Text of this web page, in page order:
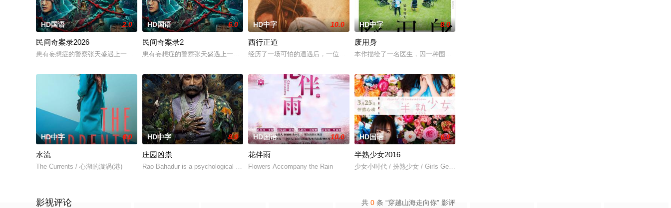
HD国语 2.0
民间奇案录2026
患有妄想症的警察张天盛遇上一起离奇的神像杀人事件，勘案过程中，牵引出“婴胎报仇”，“娘娘索命”等一连串妖异事件，张天盛虽被种种诡怪幻象阻碍，却坚信这是藏在迷信后的人为诡计，勇于向封建传统宣战，敢于破
HD国语 6.0
民间奇案录2
患有妄想症的警察张天盛遇上一起离奇的神像杀人事件，勘案过程中，牵引出“婴胎报仇”，“娘娘索命”等一连串妖异事件，张天盛虽被种种诡怪幻象阻碍，却坚信这是藏在迷信后的人
HD中字 10.0
西行正道
经历了一场可怕的遭遇后，一位小镇女子向疏远的哥哥借了钱，独自一人踏上穿越西德克萨斯州的旅程，寻求紧急医疗救助。一路上，她既遭遇了
HD中字 8.0
废用身
本作描绘了一名医生，因一种围绕“废用身”——因瘫痪等原因已无恢复可能的四肢——的治疗方法，而一步步
HD中字 6.0
水流
The Currents / 心湖的漩涡(港)
HD中字 8.0
庄园凶祟
Rao Bahadur is a psychological drama set against the backdrop of a fading aristocracy, Made in Telugu, for the world. Re
HD国语 10.0
花伴雨
Flowers Accompany the Rain
HD国语 6.0
半熟少女2016
少女小时代 / 扮熟少女 / Girls Generation
共 0 条 “穿越山海走向你” 影评
影视评论